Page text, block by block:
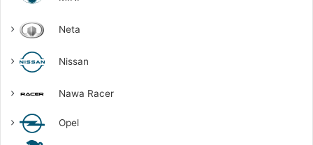
Neta
Nissan
Nawa Racer
Opel